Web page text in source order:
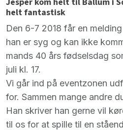
helt fantastisk
Den 6-7 2018 får en
han er syg og kan ikke
mands 40 års fødselsdag
juli kl. 17.
Vi går ind på eventzonen
for. Sammen mange andre
Han skriver han gerne vil
til os for at spille til en